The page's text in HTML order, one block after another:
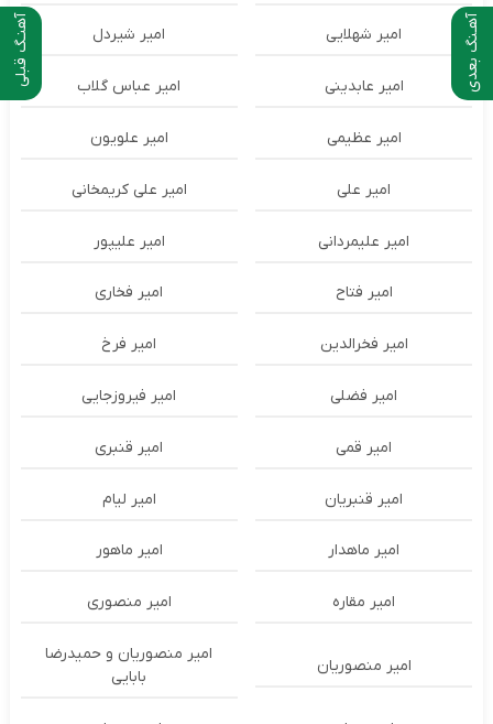
آهنـگ قبلی آهـنگ بعدی امیر شهلایی امیر شیردل
امیر عابدینی امیر عباس گلاب
امیر عظیمی امیر علویون
امیر علی امیر علی کریمخانی
امیر علیمردانی امیر علیپور
امیر فتاح امیر فخاری
امیر فخرالدین امیر فرخ
امیر فضلی امیر فیروزجایی
امیر قمی امیر قنبری
امیر قنبریان امیر لیام
امیر ماهدار امیر ماهور
امیر مقاره امیر منصوری
امیر منصوریان
امیر منصوریان و حمیدرضا
بابایی